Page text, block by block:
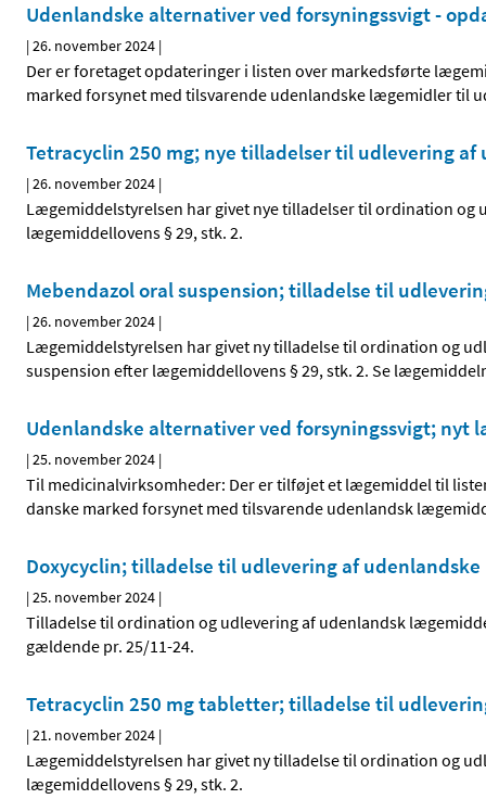
Udenlandske alternativer ved forsyningssvigt -
|26. november 2024 |
Der er foretaget opdateringer i listen over markedsførte
marked forsynet med tilsvarende udenlandske lægemidler til
Tetracyclin 250 mg; nye tilladelser til udlevering
|26. november 2024 |
Lægemiddelstyrelsen har givet nye tilladelser til ordination
lægemiddellovens § 29, stk. 2.
Mebendazol oral suspension; tilladelse til
|26. november 2024 |
Lægemiddelstyrelsen har givet ny tilladelse til ordination og
suspension efter lægemiddellovens § 29, stk. 2. Se
Udenlandske alternativer ved forsyningssvigt;
|25. november 2024 |
Til medicinalvirksomheder: Der er tilføjet et lægemiddel til
danske marked forsynet med tilsvarende udenlandsk
Doxycyclin; tilladelse til udlevering af
|25. november 2024 |
Tilladelse til ordination og udlevering af udenlandsk
gældende pr. 25/11-24.
Tetracyclin 250 mg tabletter; tilladelse til
|21. november 2024 |
Lægemiddelstyrelsen har givet ny tilladelse til ordination og
lægemiddellovens § 29, stk. 2.